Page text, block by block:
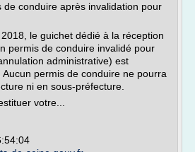
de conduire après invalidation pour
le guichet dédié à la réception
permis de conduire invalidé pour
administrative) est
permis de conduire ne pourra
ni en sous-préfecture.
votre...